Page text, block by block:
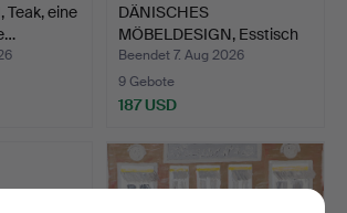
Teak, eine
DÄNISCHES
MÖBELDESIGN, Esstisch
aus Teakho…
Beendet 7. Aug 2026
9 Gebote
187 USD